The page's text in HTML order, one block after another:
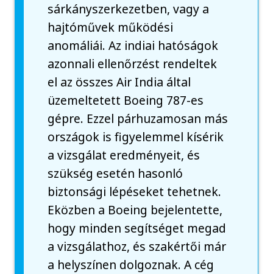
sárkányszerkezetben, vagy a
hajtóművek működési
anomáliái. Az indiai hatóságok
azonnali ellenőrzést rendeltek
el az összes Air India által
üzemeltetett Boeing 787-es
gépre. Ezzel párhuzamosan más
országok is figyelemmel kísérik
a vizsgálat eredményeit, és
szükség esetén hasonló
biztonsági lépéseket tehetnek.
Eközben a Boeing bejelentette,
hogy minden segítséget megad
a vizsgálathoz, és szakértői már
a helyszínen dolgoznak. A cég